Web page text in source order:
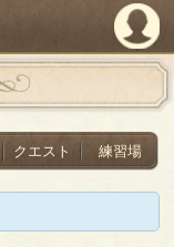
PandoraPartyProject
クエスト 練習場